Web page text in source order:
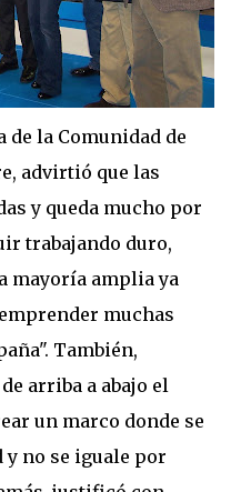
de la Comunidad de
advirtió que las
y queda mucho por
trabajando duro,
mayoría amplia ya
muchas
También,
arriba a abajo el
un marco donde se
no se iguale por